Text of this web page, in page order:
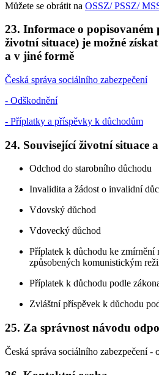
Můžete se obrátit na OSSZ/ PSSZ/
23. Informace o popisovaném
životní situace) je možné
a v jiné formě
Česká správa sociálního zabezpečení
- Odškodnění
- Příplatky a příspěvky k důchodům
24. Související životní situace
Odchod do starobního důchodu
Invalidita a žádost o invalidní
Vdovský důchod
Vdovecký důchod
Příplatek k důchodu ke zmírnění
způsobených komunistickým
Příplatek k důchodu podle
Zvláštní příspěvek k důchodu
25. Za správnost návodu
Česká správa sociálního zabezpečení -